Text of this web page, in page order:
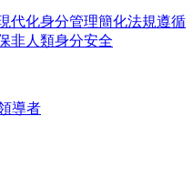
代化身分管理簡化法規遵循
非人類身分安全
導者